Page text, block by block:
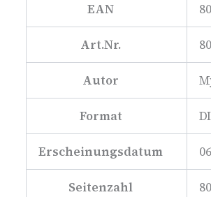
EAN
Art.Nr.
Autor
Format
Erscheinungsdatum
Seitenzahl 80